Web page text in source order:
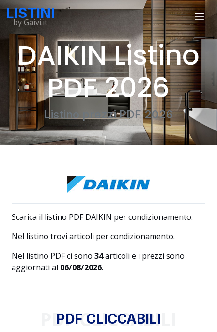
LISTINI
by Gaivi.it
DAIKIN Listino
PDF 2026
Listino prezzi PDF 2026
Scarica il listino PDF DAIKIN per condizionamento.
Nel listino trovi articoli per condizionamento.
Nel listino PDF ci sono 34articoli e i prezzi sono
aggiornati al 06/08/2026.
PDF CLICCABILI
PDF CLICCABILI